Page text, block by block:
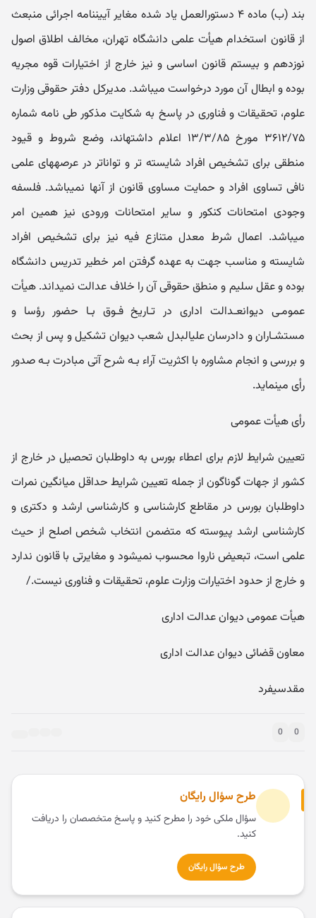
بند (ب) ماده ۴ دستورالعمل یاد شده مغایر آیین‎نامه اجرائی منبعث
از قانون استخدام هیأت علمی دانشگاه تهران، مخالف اطلاق اصول
نوزدهم و بیستم قانون اساسی و نیز خارج از اختیارات قوه مجریه
بوده و ابطال آن مورد درخواست می‎باشد. مدیرکل دفتر حقوقی وزارت
علوم، تحقیقات و فناوری در پاسخ به شکایت مذکور طی نامه شماره
۳۶۱۲/۷۵ مورخ ۱۳/۳/۸۵ اعلام داشته‎اند، وضع شروط و قیود
منطقی برای تشخیص افراد شایسته تر و تواناتر در عرصه‎های علمی
نافی تساوی افراد و حمایت مساوی قانون از آنها نمی‎باشد. فلسفه
وجودی امتحانات کنکور و سایر امتحانات ورودی نیز همین امر
می‎باشد. اعمال شرط معدل متنازع فیه نیز برای تشخیص افراد
شایسته و مناسب جهت به عهده گرفتن امر خطیر تدریس دانشگاه
بوده و عقل سلیم و منطق حقوقی آن را خلاف عدالت نمی‎داند. هیأت
عمومـی دیوان‎عـدالت اداری در تـاریخ فـوق بـا حضور رؤسا و
مستشـاران و دادرسان علی‎البدل شعب دیوان تشکیل و پس از بحث
و بررسی و انجام مشاوره با اکثریت آراء بـه شرح آتی مبادرت بـه صدور
رأی می‎نماید.
رأی هیأت عمومی
تعیین شرایط لازم برای اعطاء بورس به داوطلبان تحصیل در خارج از
کشور از جهات گوناگون از جمله تعیین شرایط حداقل میانگین نمرات
داوطلبان بورس در مقاطع کارشناسی و کارشناسی ارشد و دکتری و
کارشناسی ارشد پیوسته که متضمن انتخاب شخص اصلح از حیث
علمی است، تبعیض ناروا محسوب نمی‎شود و مغایرتی با قانون ندارد
و خارج از حدود اختیارات وزارت علوم، تحقیقات و فناوری نیست./
هیأت عمومی دیوان عدالت اداری
معاون قضائی دیوان عدالت اداری
مقدسی‎فرد
0
0
طرح سؤال رایگان
سؤال ملکی خود را مطرح کنید و پاسخ متخصصان را دریافت
کنید.
طرح سؤال رایگان